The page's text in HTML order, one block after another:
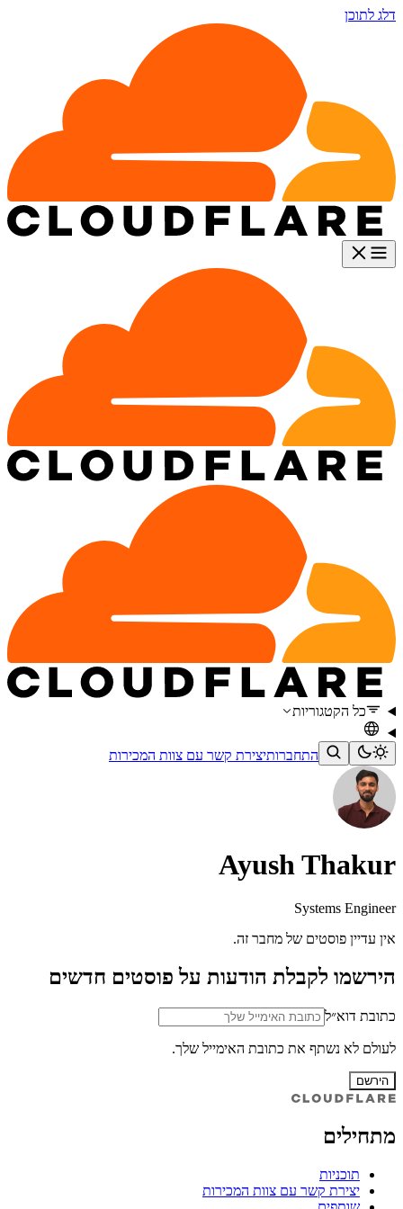
דלג לתוכן
כל הקטגוריות
התחברותיצירת קשר עם צוות המכירות
Ayush Thakur
Systems Engineer
אין עדיין פוסטים של מחבר זה.
הירשמו לקבלת הודעות על פוסטים חדשים
כתובת דוא״ל
לעולם לא נשתף את כתובת האימייל שלך.
הירשם
מתחילים
תוכניות
יצירת קשר עם צוות המכירות